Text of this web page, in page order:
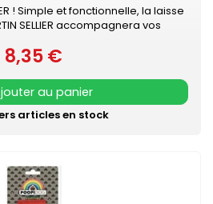
! Simple et fonctionnelle, la laisse
SELLIER accompagnera vos
renforcée pour plus de confort
également les COLLIERS
CONFORT assortis
Prix
8,35 €
au panier
articles en stock